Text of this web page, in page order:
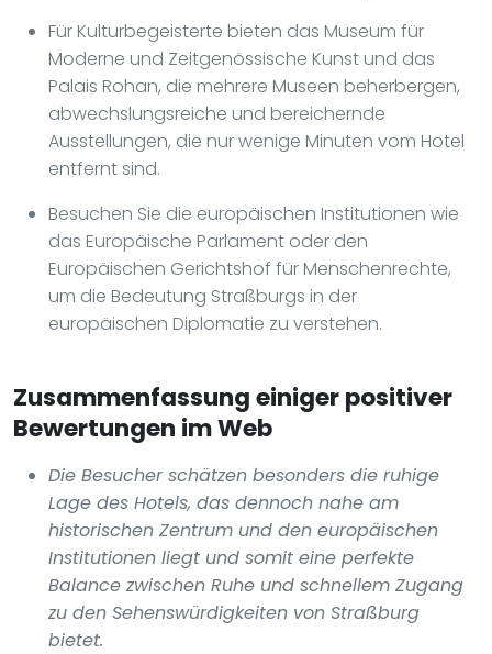
Für Kulturbegeisterte bieten das Museum für
Moderne und Zeitgenössische Kunst und das
Palais Rohan, die mehrere Museen beherbergen,
abwechslungsreiche und bereichernde
Ausstellungen, die nur wenige Minuten vom Hotel
entfernt sind.
Besuchen Sie die europäischen Institutionen wie
das Europäische Parlament oder den
Europäischen Gerichtshof für Menschenrechte,
um die Bedeutung Straßburgs in der
europäischen Diplomatie zu verstehen.
Zusammenfassung einiger positiver
Bewertungen im Web
Die Besucher schätzen besonders die ruhige
Lage des Hotels, das dennoch nahe am
historischen Zentrum und den europäischen
Institutionen liegt und somit eine perfekte
Balance zwischen Ruhe und schnellem Zugang
zu den Sehenswürdigkeiten von Straßburg
bietet.